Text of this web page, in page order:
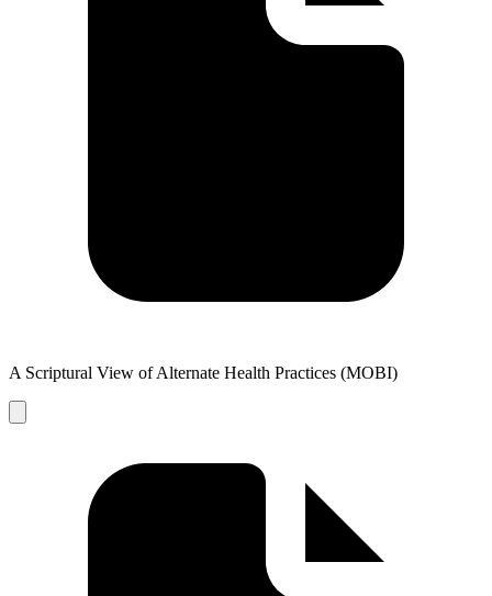
A Scriptural View of Alternate Health Practices (MOBI)